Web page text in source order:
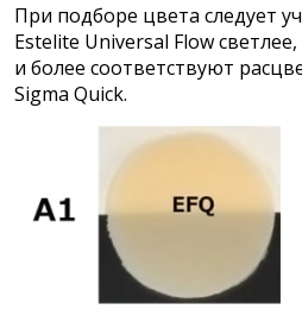
При подборе цвета следует
Estelite Universal Flow
и более соответствуют
Sigma Quick.